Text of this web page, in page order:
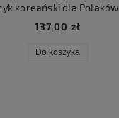
koreański dla Polaków 2
137,00 zł
Do koszyka